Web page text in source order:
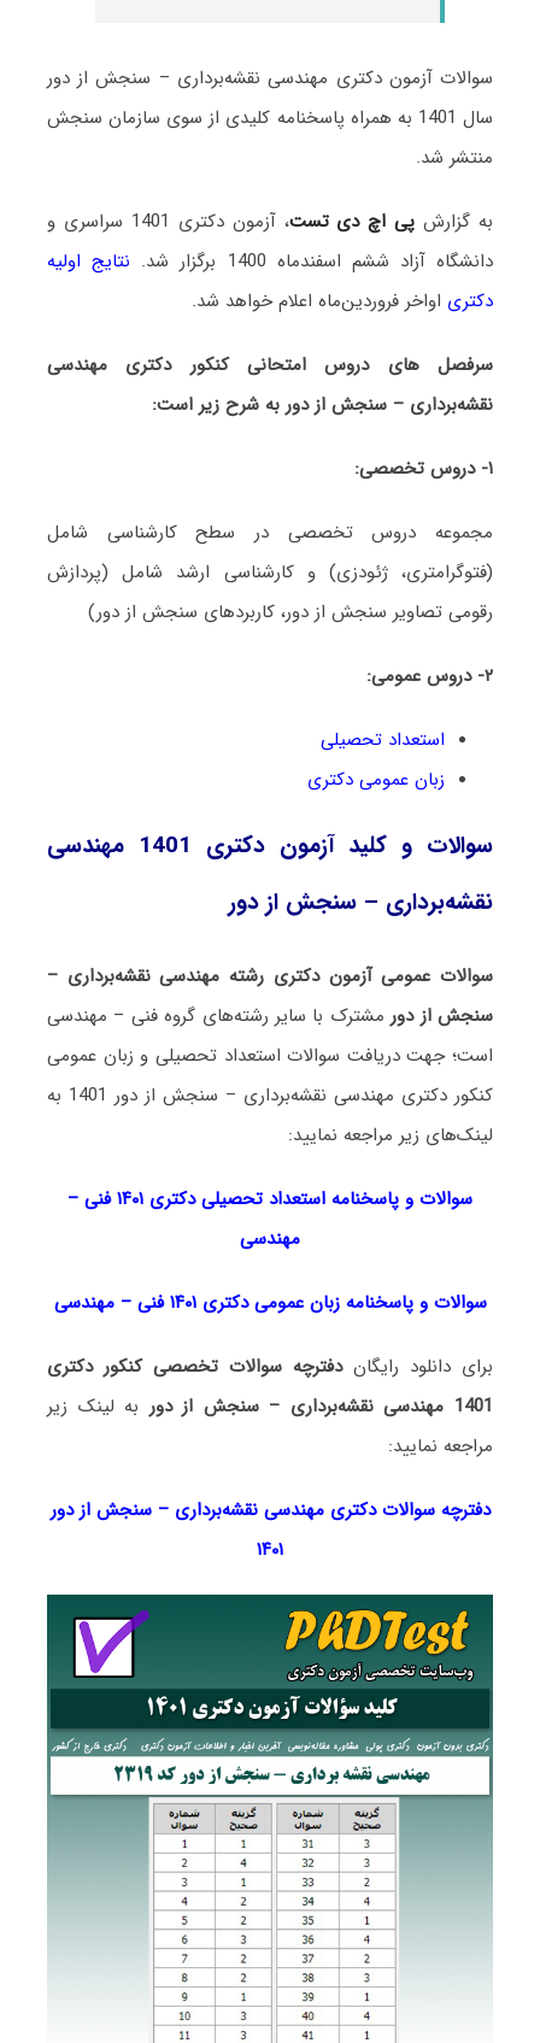
سوالات آزمون دکتری مهندسی نقشه‌برداری – سنجش از دور
سال 1401 به همراه پاسخنامه کلیدی از سوی سازمان سنجش
منتشر شد.
به گزارشپی اچ دی تست
، آزمون دکتری 1401 سراسری و
دانشگاه آزاد ششم اسفندماه 1400 برگزار شد.
نتایج اولیه
دکتری اواخر فروردین‌ماه اعلام خواهد شد.
سرفصل های دروس امتحانی کنکور دکتری مهندسی
نقشه‌برداری – سنجش از دور به شرح زیر است:
۱- دروس تخصصی:
مجموعه دروس تخصصی در سطح کارشناسی شامل
(فتوگرامتری، ژئودزی) و کارشناسی ارشد شامل (پردازش
رقومی تصاویر سنجش از دور، کاربردهای سنجش از دور)
۲- دروس عمومی:
استعداد تحصیلی
زبان عمومی دکتری
سوالات و کلید آزمون دکتری 1401 مهندسی
نقشه‌برداری – سنجش از دور
سوالات عمومی آزمون دکتری رشته مهندسی نقشه‌برداری –
سنجش از دورمشترک با سایر رشته‌های گروه فنی – مهندسی
است؛ جهت دریافت سوالات استعداد تحصیلی و زبان عمومی
کنکور دکتری مهندسی نقشه‌برداری – سنجش از دور 1401 به
لینک‌های زیر مراجعه نمایید:
سوالات و پاسخنامه استعداد تحصیلی دکتری
۱۴۰۱ فنی –
مهندسی
سوالات و پاسخنامه زبان عمومی دکتری ۱۴۰۱ فنی – مهندسی
برای دانلود رایگاندفترچه سوالات تخصصی کنکور دکتری
1401 مهندسی نقشه‌برداری – سنجش از دور
به لینک زیر
مراجعه نمایید:
دفترچه سوالات دکتری مهندسی نقشه‌برداری – سنجش از دور
۱۴۰۱